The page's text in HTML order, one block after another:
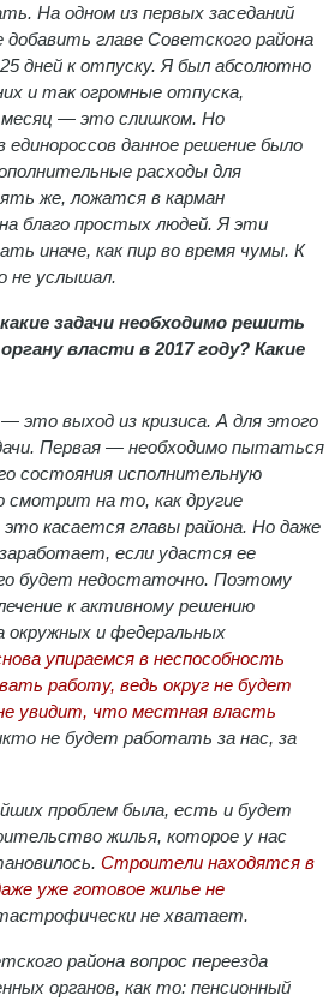
На одном из первых заседаний
главе Советского района
дней к отпуску. Я был абсолютно
и так огромные отпуска,
— это слишком. Но
данное решение было
расходы для
же, ложатся в карман
благо простых людей. Я эти
иначе, как пир во время чумы. К
не услышал.
задачи необходимо решить
власти в 2017 году? Какие
это выход из кризиса. А для этого
Первая — необходимо пытаться
состояния исполнительную
на то, как другие
касается главы района. Но даже
если удастся ее
будет недостаточно. Поэтому
к активному решению
окружных и федеральных
упираемся в неспособность
работу, ведь округ не будет
увидит, что местная власть
не будет работать за нас, за
проблем была, есть и будет
жилья, которое у нас
Строители находятся в
уже готовое жилье не
не хватает.
района вопрос переезда
органов, как то: пенсионный